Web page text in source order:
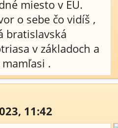
miesto v EU.
o sebe čo vidíš ,
bratislavská
v základoch a
.
11:42